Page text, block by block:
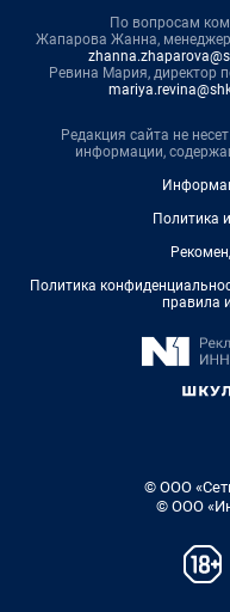
По вопросам
Жапарова Жанна,
Ревина Мария, директор
Редакция сайта не
информации,
Политика
Политика
правила
© ООО
© ООО